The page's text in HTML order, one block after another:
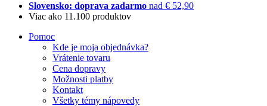
Slovensko: doprava zadarmo nad € 52,90
Viac ako 11.100 produktov
Pomoc
Kde je moja objednávka?
Vrátenie tovaru
Cena dopravy
Možnosti platby
Kontakt
Všetky témy nápovedy